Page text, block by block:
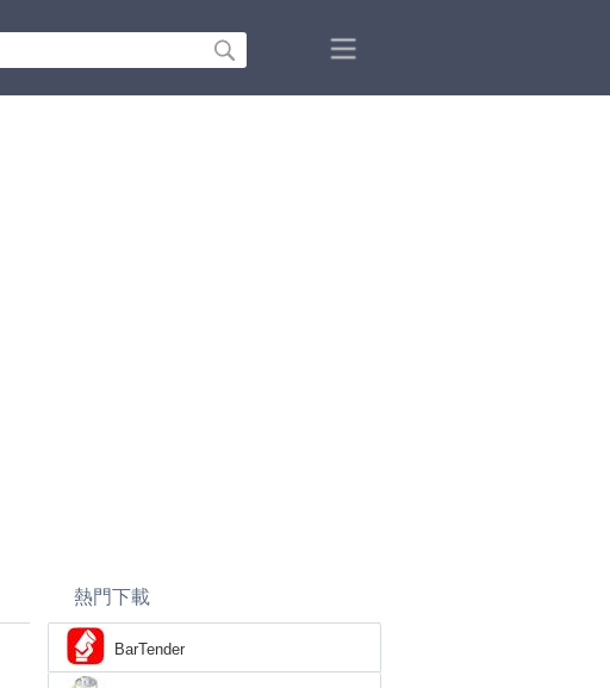
熱門下載
BarTender